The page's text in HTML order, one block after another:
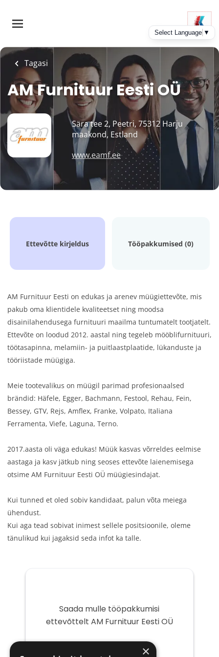
main
Tagasi
AM Furnituur Eesti OÜ
Sära tee 2, Peetri, 75312 Harju
maakond, Estland
www.eamf.ee
Ettevõtte kirjeldus Tööpakkumised (0)
AM Furnituur Eesti on edukas ja arenev müügiettevõte, mis
pakub oma klientidele kvaliteetset ning moodsa
disainilahendusega furnituuri maailma tuntumatelt tootjatelt.
Ettevõte on loodud 2012. aastal ning tegeleb mööblifurnituuri,
töötasapinna, melamiin- ja puitlaastplaatide, lükanduste ja
tööriistade müügiga.
Meie tootevalikus on müügil parimad profesionaalsed
brändid: Häfele, Egger, Bachmann, Festool, Rehau, Fein,
Bessey, GTV, Rejs, Amflex, Franke, Volpato, Italiana
Ferramenta, Viefe, Laguna, Terno.
2017.aasta oli väga edukas! Müük kasvas võrreldes eelmise
aastaga ja kasv jätkub ning seoses ettevõte laienemisega
otsime AM Furnituur Eesti OÜ müügiesindajat.
Kui tunned et oled sobiv kandidaat, palun võta meiega
ühendust.
Kui aga tead sobivat inimest sellele positsioonile, oleme
tänulikud kui jagaksid seda infot ka talle.
Saada mulle tööpakkumisi
ettevõttelt AM Furnituur Eesti OÜ
×